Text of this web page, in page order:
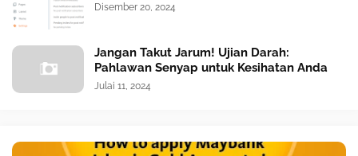
Disember 20, 2024
Jangan Takut Jarum! Ujian Darah:
Pahlawan Senyap untuk Kesihatan Anda
Julai 11, 2024